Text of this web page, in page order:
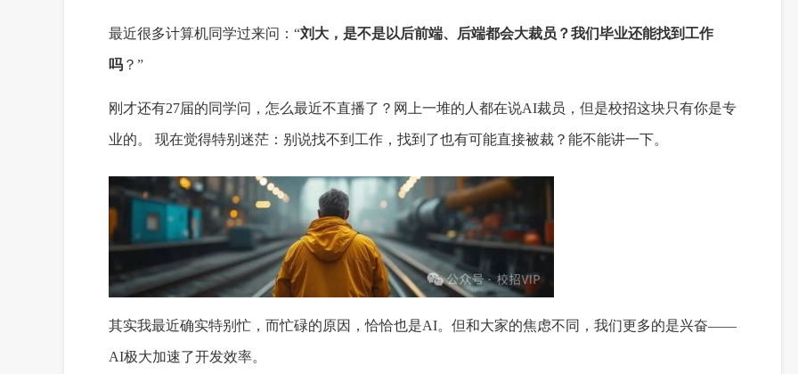
最近很多计算机同学过来问：“刘大，是不是以后前端、后端都会大裁员？我们毕业还能找到工作
吗 ？”
刚才还有27届的同学问，怎么最近不直播了？网上一堆的人都在说AI裁员，但是校招这块只有你是专
业的。 现在觉得特别迷茫：别说找不到工作，找到了也有可能直接被裁？能不能讲一下。
其实我最近确实特别忙，而忙碌的原因，恰恰也是AI。但和大家的焦虑不同，我们更多的是兴奋——
AI极大加速了开发效率。